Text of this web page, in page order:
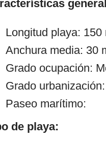
Longitud playa: 150
Anchura media: 30
Grado ocupación:
Grado
Paseo marítimo:
de playa: